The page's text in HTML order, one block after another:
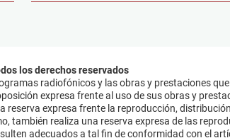
los derechos reservados
radiofónicos y las obras y prestaciones
expresa frente al uso de sus obras y
reserva expresa frente la reproducción,
también realiza una reserva expresa de las
adecuados a tal fin de conformidad con el